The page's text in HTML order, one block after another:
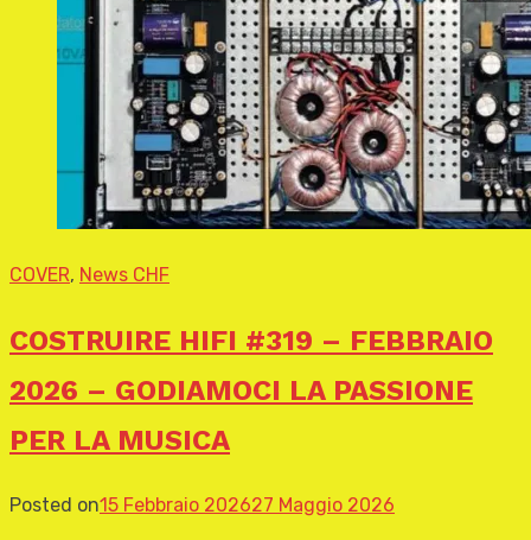
COVER, News CHF
COSTRUIRE HIFI #319 – FEBBRAIO
2026 – GODIAMOCI LA PASSIONE
PER LA MUSICA
Posted on15 Febbraio 202627 Maggio 2026